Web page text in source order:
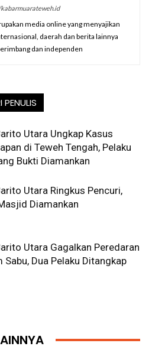
media online yang menyajikan
daerah dan berita lainnya
dan independen
PENULIS
Utara Ungkap Kasus
di Teweh Tengah, Pelaku
Bukti Diamankan
Utara Ringkus Pencuri,
Diamankan
Utara Gagalkan Peredaran
Sabu, Dua Pelaku Ditangkap